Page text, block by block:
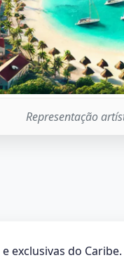
Representação
exclusivas do